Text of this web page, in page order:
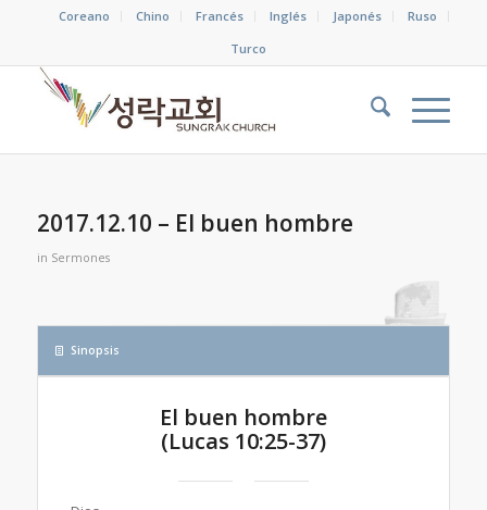
Coreano Chino Francés Inglés Japonés
Ruso
Turco
2017.12.10 – El buen hombre
in Sermones
Sinopsis
El buen hombre
(Lucas 10:25-37)